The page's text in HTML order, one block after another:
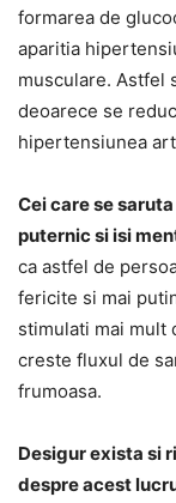
formarea de
aparitia
musculare. Astfel
deoarece se
hipertensiunea
Cei care se
puternic si isi
ca astfel de
fericite si mai
stimulati mai mult
creste fluxul de
frumoasa.
Desigur exista si
despre acest